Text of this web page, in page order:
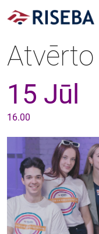
15 Jūl
16.00